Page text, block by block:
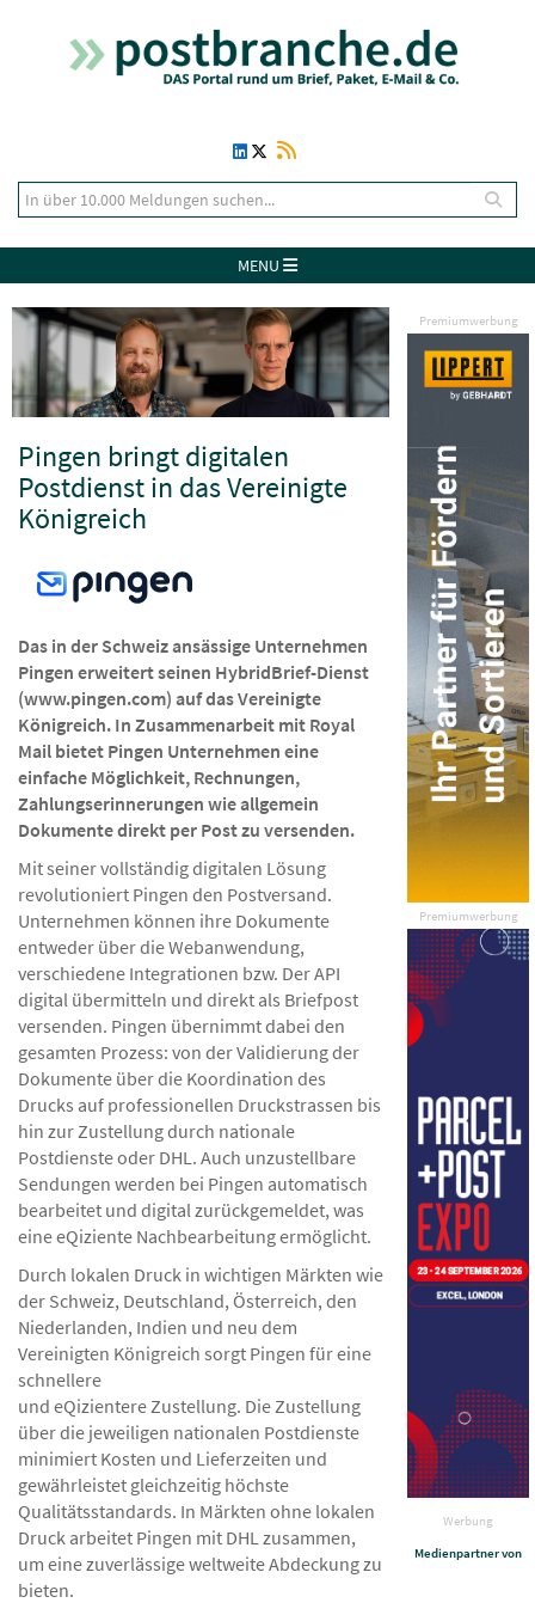
MENU
Premiumwerbung
Premiumwerbung
Werbung
Medienpartner von
Pingen bringt digitalen
Postdienst in das Vereinigte
Königreich
Das in der Schweiz ansässige Unternehmen
Pingen erweitert seinen HybridBrief-Dienst
(www.pingen.com) auf das Vereinigte
Königreich. In Zusammenarbeit mit Royal
Mail bietet Pingen Unternehmen eine
einfache Möglichkeit, Rechnungen,
Zahlungserinnerungen wie allgemein
Dokumente direkt per Post zu versenden.
Mit seiner vollständig digitalen Lösung
revolutioniert Pingen den Postversand.
Unternehmen können ihre Dokumente
entweder über die Webanwendung,
verschiedene Integrationen bzw. Der API
digital übermitteln und direkt als Briefpost
versenden. Pingen übernimmt dabei den
gesamten Prozess: von der Validierung der
Dokumente über die Koordination des
Drucks auf professionellen Druckstrassen bis
hin zur Zustellung durch nationale
Postdienste oder DHL. Auch unzustellbare
Sendungen werden bei Pingen automatisch
bearbeitet und digital zurückgemeldet, was
eine eQiziente Nachbearbeitung ermöglicht.
Durch lokalen Druck in wichtigen Märkten wie
der Schweiz, Deutschland, Österreich, den
Niederlanden, Indien und neu dem
Vereinigten Königreich sorgt Pingen für eine
schnellere
und eQizientere Zustellung. Die Zustellung
über die jeweiligen nationalen Postdienste
minimiert Kosten und Lieferzeiten und
gewährleistet gleichzeitig höchste
Qualitätsstandards. In Märkten ohne lokalen
Druck arbeitet Pingen mit DHL zusammen,
um eine zuverlässige weltweite Abdeckung zu
bieten.